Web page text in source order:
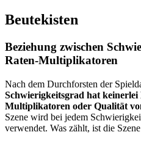
Beutekisten
Beziehung zwischen
Raten-Multiplikatoren
Nach dem Durchforsten der
Schwierigkeitsgrad hat
Multiplikatoren oder Qualität
Szene wird bei jedem
verwendet. Was zählt, ist die